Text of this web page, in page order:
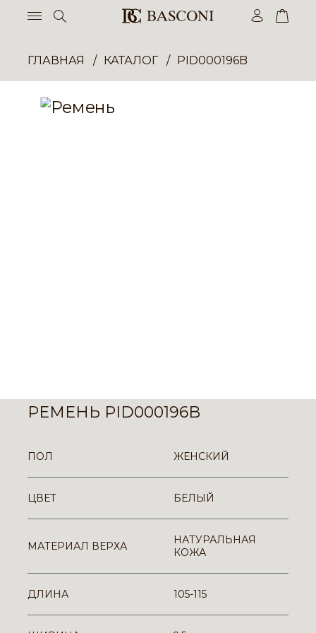
ГЛАВНАЯ КАТАЛОГ PID000196B
РЕМЕНЬ PID000196B
ПОЛ ЖЕНСКИЙ
ЦВЕТ БЕЛЫЙ
МАТЕРИАЛ ВЕРХА
НАТУРАЛЬНАЯ
КОЖА
ДЛИНА 105-115